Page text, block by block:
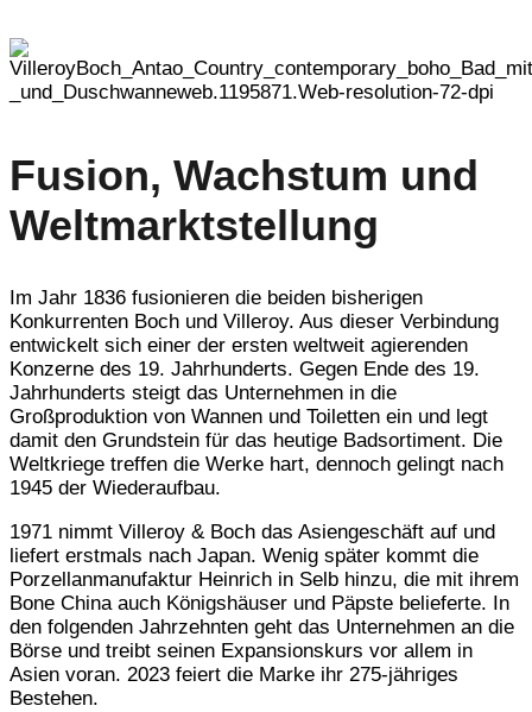
Fusion, Wachstum und
Weltmarktstellung
Im Jahr 1836 fusionieren die beiden bisherigen
Konkurrenten Boch und Villeroy. Aus dieser Verbindung
entwickelt sich einer der ersten weltweit agierenden
Konzerne des 19. Jahrhunderts. Gegen Ende des 19.
Jahrhunderts steigt das Unternehmen in die
Großproduktion von Wannen und Toiletten ein und legt
damit den Grundstein für das heutige Badsortiment. Die
Weltkriege treffen die Werke hart, dennoch gelingt nach
1945 der Wiederaufbau.
1971 nimmt Villeroy & Boch das Asiengeschäft auf und
liefert erstmals nach Japan. Wenig später kommt die
Porzellanmanufaktur Heinrich in Selb hinzu, die mit ihrem
Bone China auch Königshäuser und Päpste belieferte. In
den folgenden Jahrzehnten geht das Unternehmen an die
Börse und treibt seinen Expansionskurs vor allem in
Asien voran. 2023 feiert die Marke ihr 275-jähriges
Bestehen.